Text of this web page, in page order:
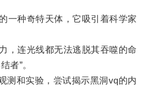
种奇特天体，它吸引着科学家
连光线都无法逃脱其吞噬的命
者”。
和实验，尝试揭示黑洞vq的内